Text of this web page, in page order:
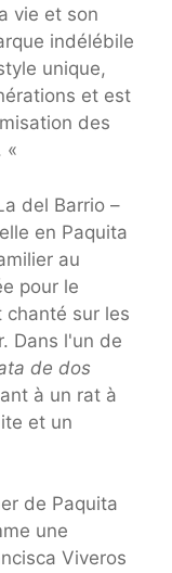
vie et son
indélébile
unique,
et est
des
«
del Barrio –
en Paquita
au
pour le
chanté sur les
Dans l'un de
de dos
à un rat à
et un
de Paquita
une
Viveros